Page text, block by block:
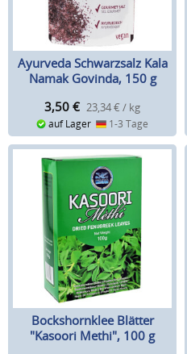
Ayurveda Schwarzsalz Kala
Namak Govinda, 150 g
3,50 € 23,34 € / kg
auf Lager 1-3 Tage
Bockshornklee Blätter
"Kasoori Methi", 100 g